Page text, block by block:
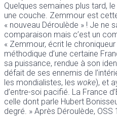
Quelques semaines plus tard, le
une couche. Zemmour est
« nouveau Déroulède » ! Je ne
comparaison mais c’est un
« Zemmour, écrit le
méthodique d’une certaine
sa puissance, rendue à son
défait de ses ennemis de
les mondialistes, les woke), et
d’entre-soi pacifié. La France
celle dont parle Hubert
degré. » Après Déroulède, OSS